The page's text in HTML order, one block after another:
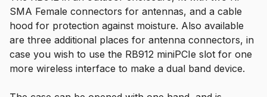
SMA Female connectors for antennas, and a cable
hood for protection against moisture. Also available
are three additional places for antenna connectors, in
case you wish to use the RB912 miniPCIe slot for one
more wireless interface to make a dual band device.